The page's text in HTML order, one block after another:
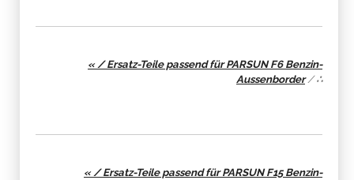
« / Ersatz-Teile passend für PARSUN F6 Benzin-
Aussenborder/∴
« / Ersatz-Teile passend für PARSUN F15 Benzin-